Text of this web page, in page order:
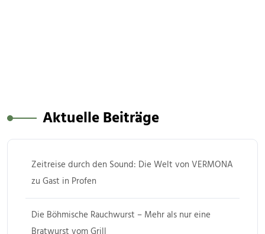
Aktuelle Beiträge
Zeitreise durch den Sound: Die Welt von VERMONA
zu Gast in Profen
Die Böhmische Rauchwurst – Mehr als nur eine
Bratwurst vom Grill